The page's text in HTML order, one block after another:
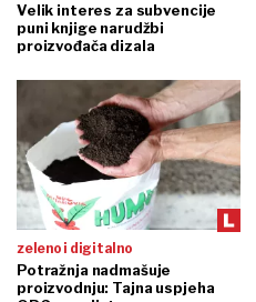
Velik interes za subvencije
puni knjige narudžbi
proizvođača dizala
zeleno i digitalno
Potražnja nadmašuje
proizvodnju: Tajna uspjeha